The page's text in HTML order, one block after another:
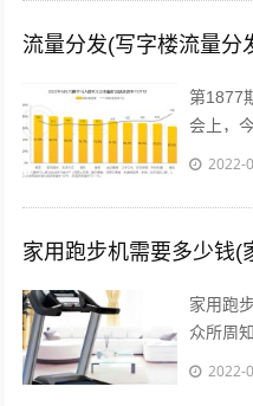
流量分发(写字楼流量分
第1877
会上，
头条号
2022-
家用跑步机需要多少钱(
家用跑
众所周
配置跑
2022-